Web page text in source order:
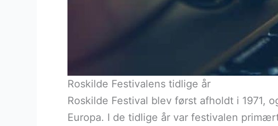
Roskilde Festivalens tidlige år
Roskilde Festival blev først afholdt i 1971,
Europa. I de tidlige år var festivalen